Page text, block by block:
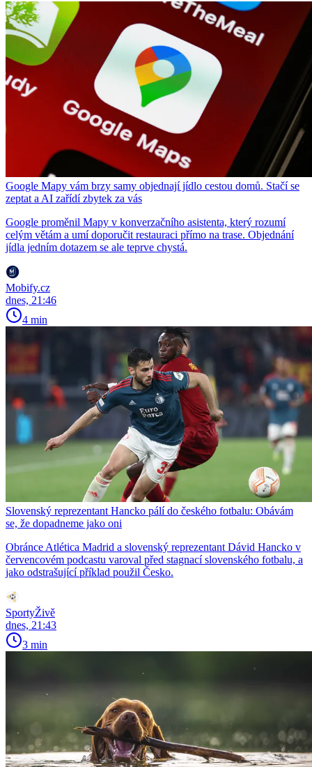
Google Mapy vám brzy samy objednají jídlo cestou domů. Stačí se
zeptat a AI zařídí zbytek za vás
Google proměnil Mapy v konverzačního asistenta, který rozumí
celým větám a umí doporučit restauraci přímo na trase. Objednání
jídla jedním dotazem se ale teprve chystá.
Mobify.cz
dnes, 21:46
4 min
Slovenský reprezentant Hancko pálí do českého fotbalu: Obávám
se, že dopadneme jako oni
Obránce Atlética Madrid a slovenský reprezentant Dávid Hancko v
červencovém podcastu varoval před stagnací slovenského fotbalu, a
jako odstrašující příklad použil Česko.
SportyŽivě
dnes, 21:43
3 min